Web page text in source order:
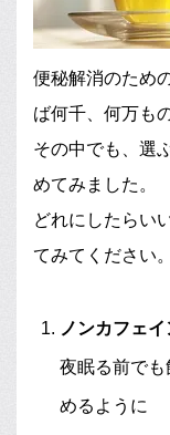
便秘解消のため
ば何千、何万も
その中でも、選
めてみました。
どれにしたらい
てみてください。
ノンカフェ
夜眠る前で
めるように